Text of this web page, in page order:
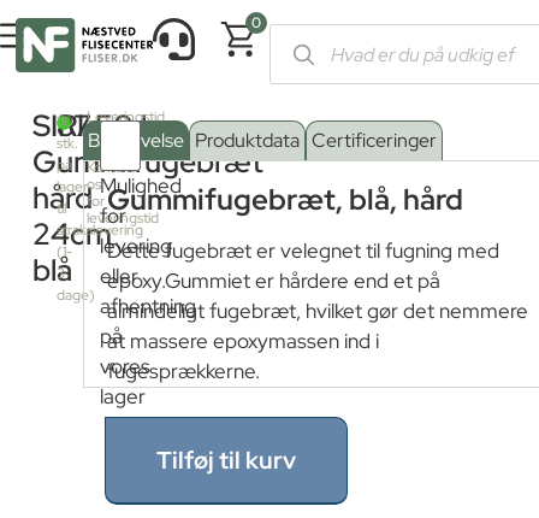
0
Forside/Shop/Værktøj
SIRI
Gummifugebræt
hård
24cm
blå
87,50kr.
110
stk.
på
lager
til
strakslevering
(1-
3
dage)
Leveringstid
fra
fjernlager:
Kontakt
os
for
leveringstid
Mulighed
for
levering
eller
afhentning
på
vores
lager
Tilføj til kurv
Beskrivelse Produktdata Certificeringer
Gummifugebræt, blå, hård
Dette fugebræt er velegnet til fugning med
epoxy.Gummiet er hårdere end et på
almindeligt fugebræt, hvilket gør det nemmere
at massere epoxymassen ind i
fugesprækkerne.